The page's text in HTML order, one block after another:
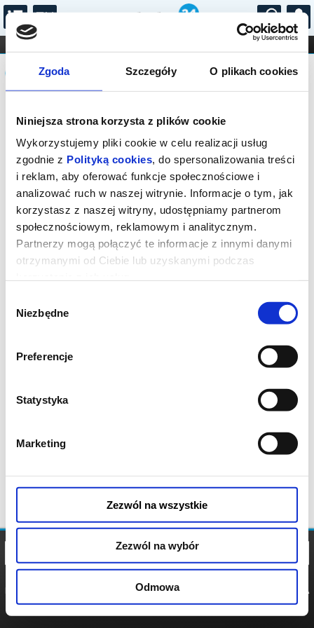
Zgoda Szczegóły O plikach cookies
Niniejsza strona korzysta z plików cookie
Wykorzystujemy pliki cookie w celu realizacji usług
zgodnie z Polityką cookies, do spersonalizowania treści
i reklam, aby oferować funkcje społecznościowe i
analizować ruch w naszej witrynie. Informacje o tym, jak
korzystasz z naszej witryny, udostępniamy partnerom
społecznościowym, reklamowym i analitycznym.
Partnerzy mogą połączyć te informacje z innymi danymi
otrzymanymi od Ciebie lub uzyskanymi podczas
zgody
Niezbędne
Preferencje
Statystyka
Marketing
Zezwól na wszystkie
Zezwól na wybór
Odmowa
...
FILHARMONIA OPERA I BALET
STAND-UP
DLA DZIECI
Komunikat
Sprzedaż biletów on-line na wydarzenie
została zakończona.
POLITYKA
POLITYKA